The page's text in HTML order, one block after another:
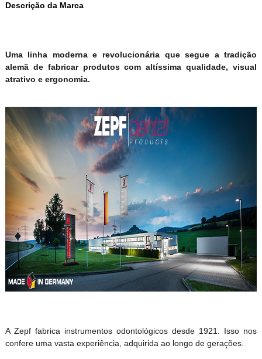
Descrição da Marca
Uma linha moderna e revolucionária que segue a tradição
alemã de fabricar produtos com altíssima qualidade, visual
atrativo e ergonomia.
A Zepf fabrica instrumentos odontológicos desde 1921. Isso nos
confere uma vasta experiência, adquirida ao longo de gerações.